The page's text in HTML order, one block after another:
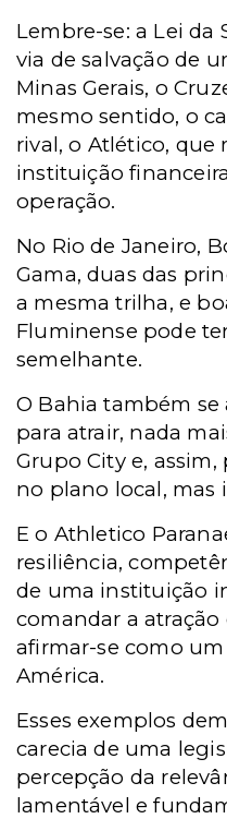
Lembre-se: a Lei da
via de salvação de
Minas Gerais, o
mesmo sentido, o
rival, o Atlético,
instituição
operação.
No Rio de Janeiro,
Gama, duas das
a mesma trilha, e
Fluminense pode
semelhante.
O Bahia também
para atrair, nada
Grupo City e,
no plano local, mas
E o Athletico
resiliência,
de uma instituição
comandar a
afirmar-se como
América.
Esses exemplos
carecia de uma
percepção da
lamentável e